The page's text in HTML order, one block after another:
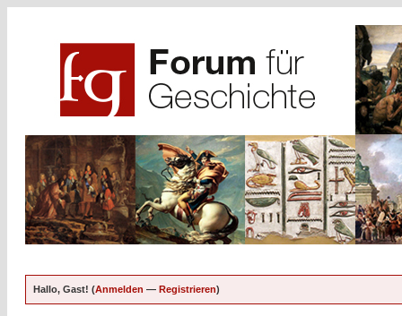
Hallo, Gast! (Anmelden — Registrieren)